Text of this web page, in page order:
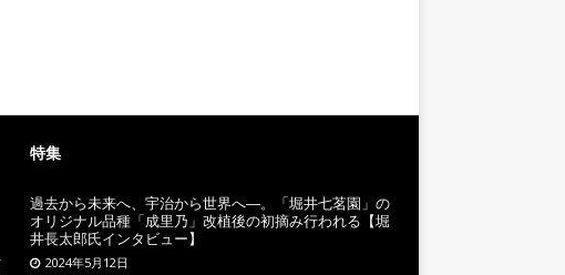
特集
過去から未来へ、宇治から世界へ―。「堀井七茗園」の
オリジナル品種「成里乃」改植後の初摘み行われる【堀
井長太郎氏インタビュー】
2024年5月12日